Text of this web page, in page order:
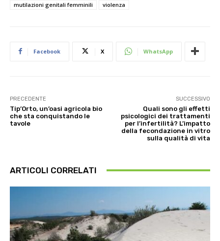
mutilazioni genitali femminili
violenza
Facebook X WhatsApp
PRECEDENTE
Tip’Orto, un’oasi agricola bio
che sta conquistando le
tavole
SUCCESSIVO
Quali sono gli effetti
psicologici dei trattamenti
per l’infertilità? L’impatto
della fecondazione in vitro
sulla qualità di vita
ARTICOLI CORRELATI